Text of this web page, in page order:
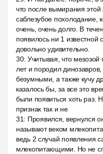
что после вымирания
саблезубое похолодание,
очень, очень долго. В
появилось ни 1 известной
довольно удивительно.
30: Учитывая, что
лет и породил
безумными, а также кучу
казалось бы, за все это
были появиться хоть раз.
признак так и не
31: Проявился, вернулся
называют веком
ведь 2 случай появления
млекопитающими. Но не